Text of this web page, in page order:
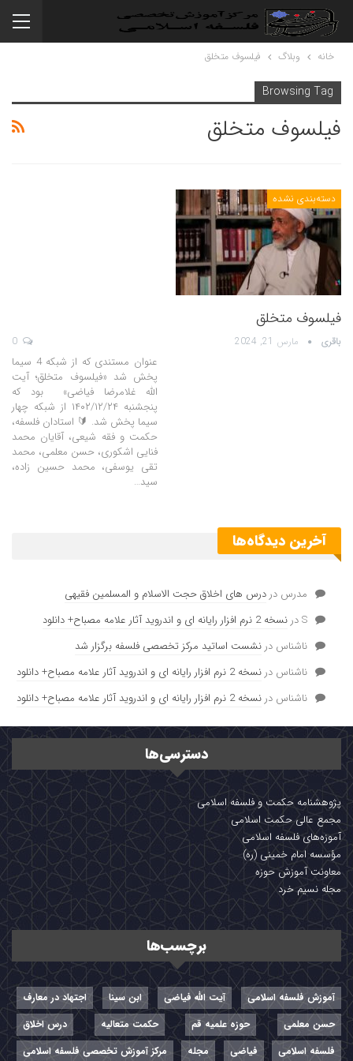
خانه وبلاگ فیلسوف متخلق
Browsing Tag
فیلسوف متخلق
دسته‌بندی نشده
فیلسوف متخلق
باقری مارس 21, 2024
عنوان مستندی که از شبکه 4 سیما
پخش شد «فیلسوف متخلق؛ آیت
الله غلامرضا فیاضی» بود که
پنجشنبه ۱۴۰۲/۱۲/۲۴ از شبکه چهار
سیما پخش شد. 🔰 استادان فلسفه،
حکمت و فقه شیعی، آقایان محمد
فنایی اشکوری، حسن معلمی، محمد
تقی یوسفی، محمد حسین زاده،
سید…
آخرین دیدگاه‌ها
مدرس در درس های اخلاق حجت الاسلام و المسلمین فقیهی
Sدر نسخه 2 نرم افزار رایانه ای و اندروید آثار علامه مصباح+ دانلود
ناشناس در نشست اساتید مرکز تخصصی فلسفه برگزار شد
ناشناس در نسخه 2 نرم افزار رایانه ای و اندروید آثار علامه مصباح+ دانلود
ناشناس در نسخه 2 نرم افزار رایانه ای و اندروید آثار علامه مصباح+ دانلود
دسترسی‌ها
پژوهشنامه حکمت و فلسفه اسلامی
مجمع عالی حکمت اسلامی
آموزه‌های فلسفه اسلامی
مؤسسه امام خمینی (ره)
معاونت آموزش حوزه
مجله نسیم خرد
برچسب‌ها
آموزش فلسفه اسلامی آیت الله فیاضی ابن سینا
اجتهاد در معارف
حسن معلمی
حوزه علمیه قم حکمت متعالیه
درس اخلاق
فلسفه اسلامی
فیاضی مجله مرکز آموزش تخصصی فلسفه اسلامی